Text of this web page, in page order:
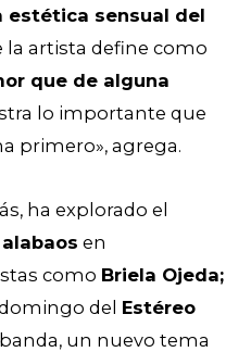
estética sensual del
la artista define como
que de alguna
lo importante que
primero», agrega.
ha explorado el
en
como Briela Ojeda;
del Estéreo
un nuevo tema